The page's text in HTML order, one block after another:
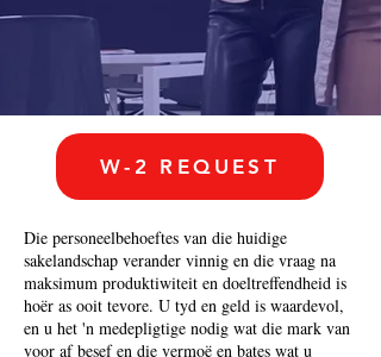
W-2 REQUEST
Die personeelbehoeftes van die huidige
sakelandschap verander vinnig en die vraag na
maksimum produktiwiteit en doeltreffendheid is
hoër as ooit tevore. U tyd en geld is waardevol,
en u het 'n medepligtige nodig wat die mark van
voor af besef en die vermoë en bates wat u